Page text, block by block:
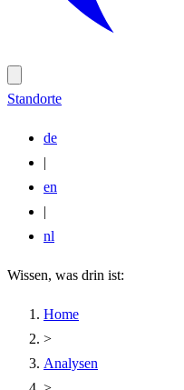
Standorte
de
|
en
|
nl
Wissen, was drin ist:
Home
>
Analysen